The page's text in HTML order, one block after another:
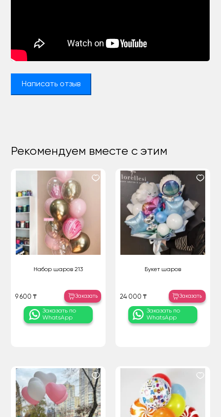
Написать отзыв
Рекомендуем вместе с этим
Набор шаров 213
9 600 ₸ Заказать
Заказать по
WhatsApp
Букет шаров
24 000 ₸ Заказать
Заказать по
WhatsApp